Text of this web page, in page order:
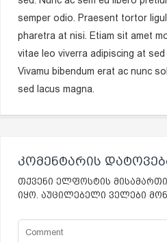
semper odio. Praesent tortor
pharetra at nisi. Etiam sit amet
vitae leo viverra adipiscing at
Vivamu bibendum erat ac nunc
sed lacus magna.
ᲙᲝᲛᲔᲜᲢᲐᲠᲘᲡ
თქვენი ელფოსტის
იყო. აუცილებელი ველები